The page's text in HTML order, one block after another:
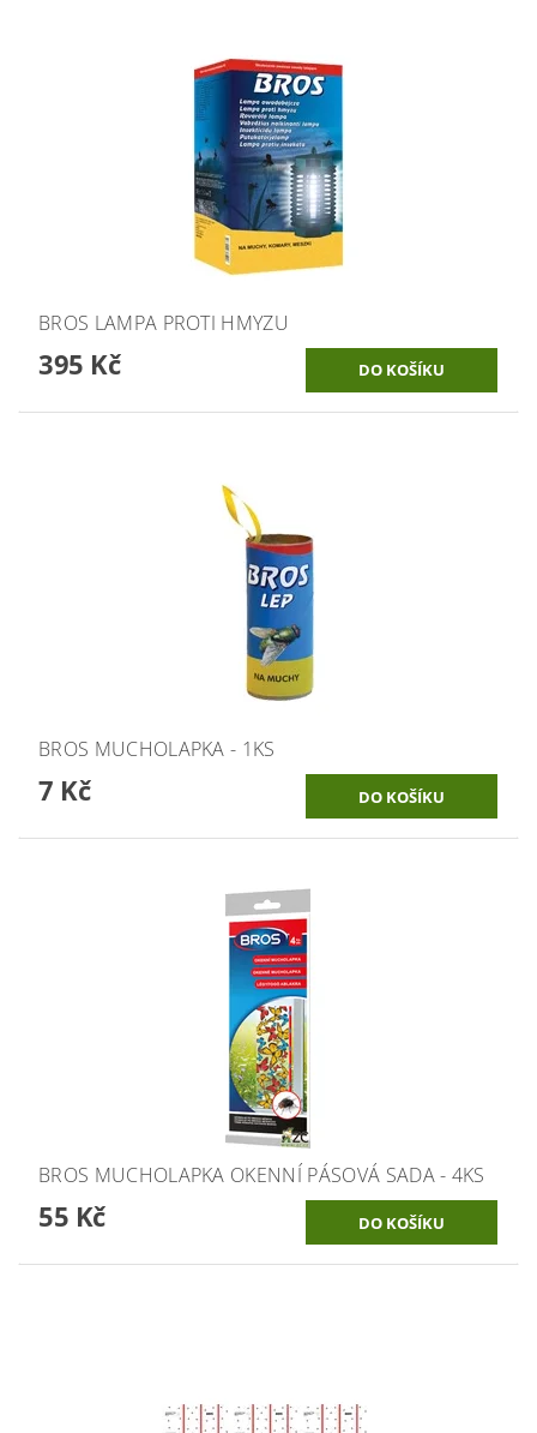
BROS LAMPA PROTI HMYZU
395 Kč
BROS MUCHOLAPKA - 1KS
7 Kč
BROS MUCHOLAPKA OKENNÍ PÁSOVÁ SADA - 4KS
55 Kč